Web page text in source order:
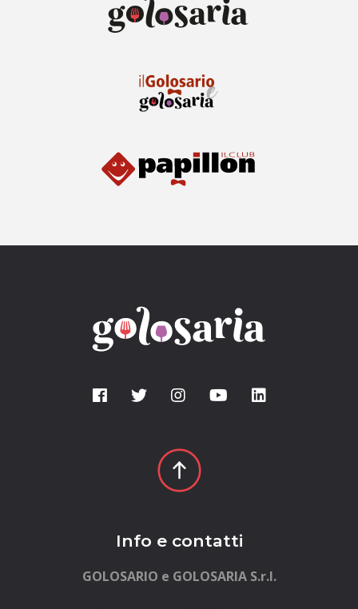
Info e contatti
GOLOSARIO e GOLOSARIA S.r.l.